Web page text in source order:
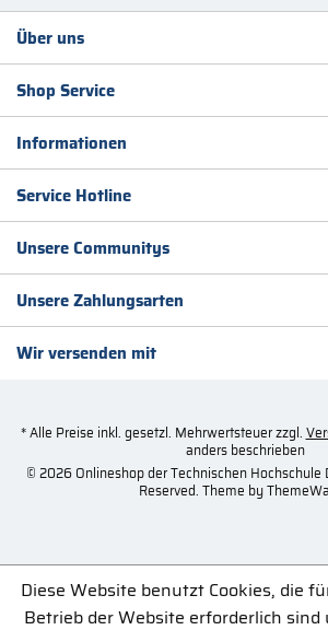
Über uns
Shop Service
Informationen
Service Hotline
Unsere Communitys
Unsere Zahlungsarten
Wir versenden mit
* Alle Preise inkl. gesetzl. Mehrwertsteuer zzgl.
anders beschrieben
© 2026 Onlineshop der Technischen Hochschule
Reserved. Theme by
Diese Website benutzt Cookies, die
Betrieb der Website erforderlich